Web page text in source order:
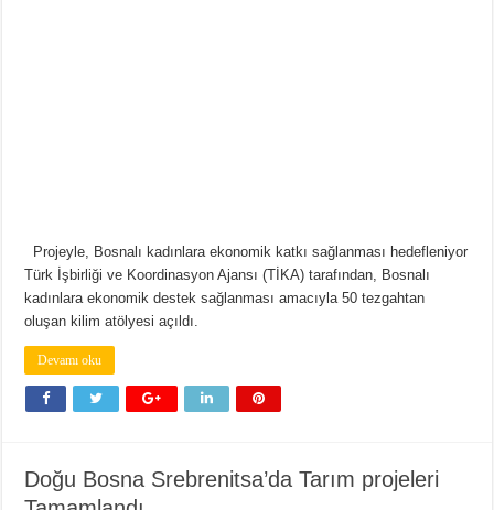
Projeyle, Bosnalı kadınlara ekonomik katkı sağlanması hedefleniyor
Türk İşbirliği ve Koordinasyon Ajansı (TİKA) tarafından, Bosnalı
kadınlara ekonomik destek sağlanması amacıyla 50 tezgahtan
oluşan kilim atölyesi açıldı.
Devamı oku
Doğu Bosna Srebrenitsa’da Tarım projeleri